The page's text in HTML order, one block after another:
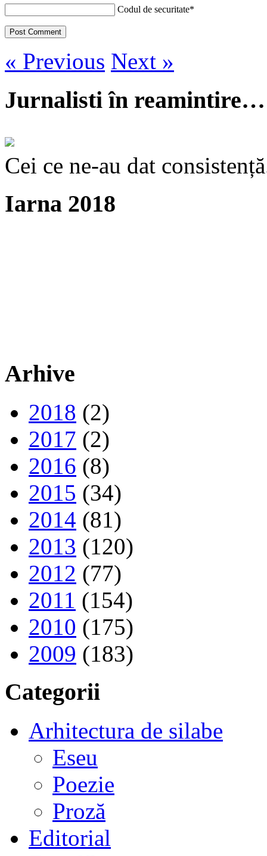
Codul de securitate*
« Previous Next »
Jurnalisti în reamintire…
Cei ce ne-au dat
Iarna 2018
Arhive
2018 (2)
2017 (2)
2016 (8)
2015 (34)
2014 (81)
2013 (120)
2012 (77)
2011 (154)
2010 (175)
2009 (183)
Categorii
Arhitectura de silabe
Eseu
Poezie
Proză
Editorial